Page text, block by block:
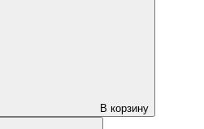
В корзину